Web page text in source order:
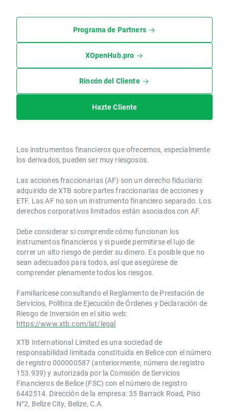
Programa de Partners
XOpenHub.pro
Rincón del Cliente
Hazte Cliente
Los instrumentos financieros que ofrecemos, especialmente
los derivados, pueden ser muy riesgosos.
Las acciones fraccionarias (AF) son un derecho fiduciario
adquirido de XTB sobre partes fraccionarias de acciones y
ETF. Las AF no son un instrumento financiero separado. Los
derechos corporativos limitados están asociados con AF.
Debe considerar si comprende cómo funcionan los
instrumentos financieros y si puede permitirse el lujo de
correr un alto riesgo de perder su dinero. Es posible que no
sean adecuados para todos, así que asegúrese de
comprender plenamente todos los riesgos.
Familiarícese consultando el Reglamento de Prestación de
Servicios, Política de Ejecución de Órdenes y Declaración de
Riesgo de Inversión en el sitio web:
https://www.xtb.com/lat/legal
XTB International Limited es una sociedad de
responsabilidad limitada constituida en Belice con el número
de registro 000000587 (anteriormente, número de registro
153.939) y autorizada por la Comisión de Servicios
Financieros de Belice (FSC) con el número de registro
6442514. Dirección de la empresa: 35 Barrack Road, Piso
N°2, Belize City, Belize, C.A.